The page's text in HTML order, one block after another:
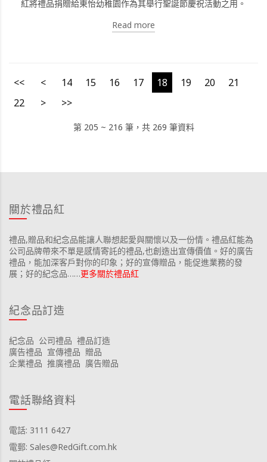
紅將禮品捐贈給東怡幼稚園作為其舉行聖誕節慶祝活動之用。
Read more
<< < 14 15 16 17 18 19 20
21
22
> >>
第 205 ~ 216 筆，共 269 筆資料
關於禮品紅
禮品,贈品和紀念品能讓人聯想起愛與關懷以及一份情。禮品紅能為
公司品牌帶來不單是感情寄託的禮品,也創造出宣傳價值。好的廣告
禮品，能加深客戶對你的印象；好的宣傳贈品，能促進業務的發
展；好的紀念品……更多關於禮品紅
紀念品訂造
紀念品 公司禮品 禮品訂造
廣告禮品 宣傳禮品 贈品
企業禮品 推廣禮品 廣告贈品
電話聯絡資料
電話: 3111 6427
電郵: Sales@RedGift.com.hk